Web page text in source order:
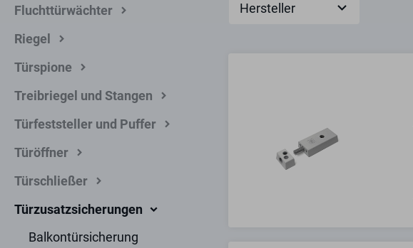
Fluchttürwächter
Riegel
Türspione
Treibriegel und Stangen
Türfeststeller und Puffer
Türöffner
Türschließer
Türzusatzsicherungen
Balkontürsicherung
Hersteller